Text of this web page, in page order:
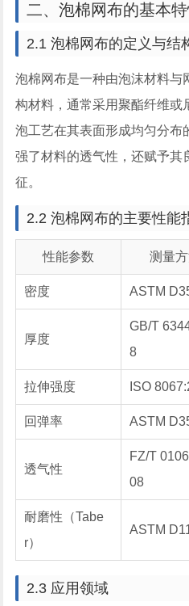
二、泡棉网布的基本
2.1 泡棉网布的定义与结
泡棉网布是一种由泡沫材料与
构材料，通常采用聚酯纤维或
泡工艺在其表面形成均匀分布
强了材料的透气性，还赋予其
征。
2.2 泡棉网布的主要性能
性能参数 测量
密度 ASTM
厚度
GB/T
8
拉伸强度 ISO
回弹率 ASTM
透气性
FZ/T
08
耐磨性（Tabe
r）
ASTM
2.3 应用领域